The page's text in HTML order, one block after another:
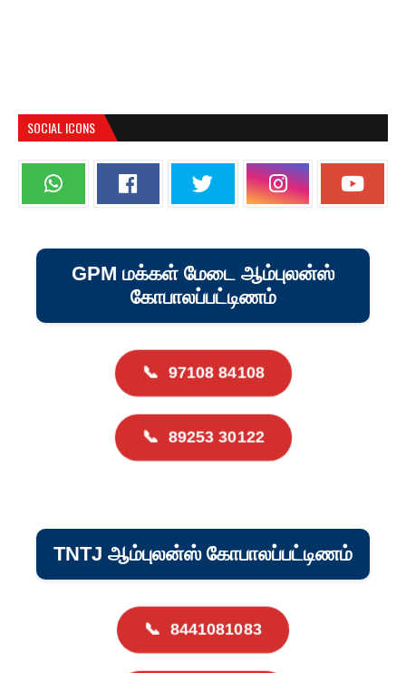
SOCIAL ICONS
GPM மக்கள் மேடை ஆம்புலன்ஸ்
கோபாலப்பட்டிணம்
📞 97108 84108
📞 89253 30122
TNTJ ஆம்புலன்ஸ் கோபாலப்பட்டிணம்
📞 8441081083